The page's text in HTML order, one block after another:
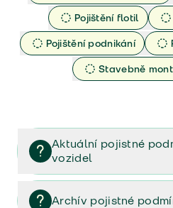
Pojištění flotil
Pojištění podnikání
Stavebně
Aktuální pojistné
vozidel
Pojištění vozidel/Pojistné
smlouvě (PDF)
Archív pojistné